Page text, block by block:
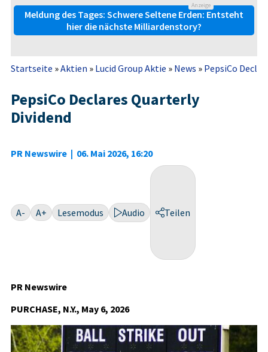
Anzeige
Meldung des Tages: Schwere Seltene Erden: Entsteht
hier die nächste Milliardenstory?
Startseite »Aktien » Lucid Group Aktie » News » PepsiCo
PepsiCo Declares Quarterly
Dividend
PR Newswire | 06. Mai 2026, 16:20
A- A+ Lesemodus Audio Teilen
PR Newswire
PURCHASE, N.Y., May 6, 2026